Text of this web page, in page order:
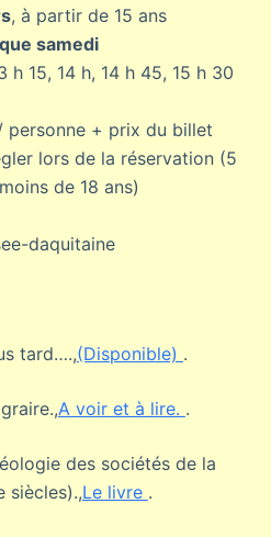
, à partir de 15 ans
samedi
h 15, 14 h, 14 h 45, 15 h 30
+ prix du billet
lors de la réservation (5
de 18 ans)
daquitaine
tard….,(Disponible) .
A voir et à lire. .
des sociétés de la
siècles).,Le livre .